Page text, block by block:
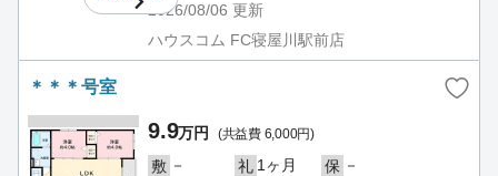
2026/08/06 更新
ハウスコム FC寝屋川駅前店
＊＊＊号室
9.9万円 (共益費 6,000円)
敷 － 礼 1ヶ月 保 －